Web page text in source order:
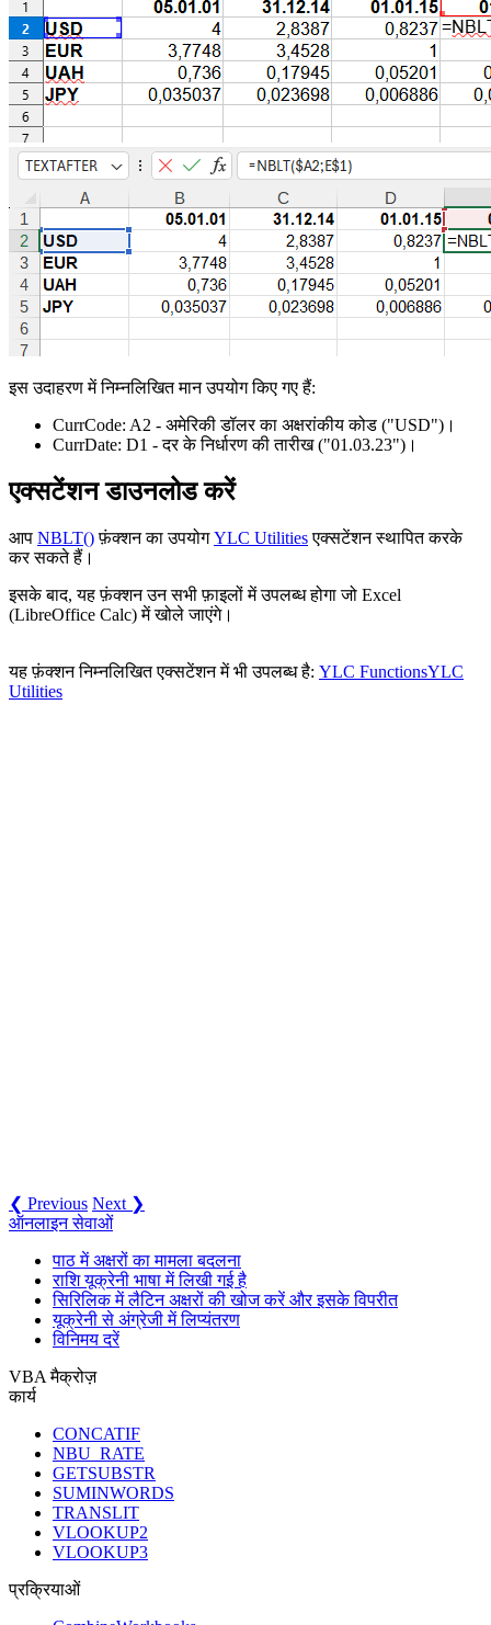
इस उदाहरण में निम्नलिखित मान उपयोग किए गए हैं:
CurrCode: A2 - अमेरिकी डॉलर का अक्षरांकीय कोड ("USD") ।
CurrDate: D1 - दर के निर्धारण की तारीख("01.03.23") ।
एक्सटेंशन डाउनलोड करें
आप NBLT()फ़ंक्शन का उपयोगYLC Utilitiesएक्सटेंशन स्थापित करके
कर सकते हैं।
इसके बाद, यह फ़ंक्शन उन सभी फ़ाइलों में उपलब्ध होगा जो Excel
(LibreOffice Calc) में खोले जाएंगे।
यह फ़ंक्शन निम्नलिखित एक्सटेंशन में भी उपलब्ध है: YLC FunctionsYLC
Utilities
❮ Previous Next ❯
ऑनलाइन सेवाओं
पाठ में अक्षरों का मामला बदलना
राशि यूक्रेनी भाषा में लिखी गई है
सिरिलिक में लैटिन अक्षरों की खोज करें और इसके विपरीत
यूक्रेनी से अंग्रेजी में लिप्यंतरण
विनिमय दरें
VBA मैक्रोज़
कार्य
CONCATIF
NBU_RATE
GETSUBSTR
SUMINWORDS
TRANSLIT
VLOOKUP2
VLOOKUP3
प्रक्रियाओं